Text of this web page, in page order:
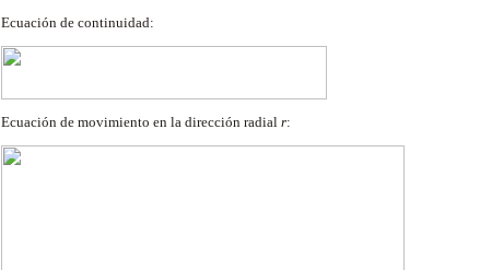
Ecuación de continuidad:
Ecuación de movimiento en la dirección radial r: